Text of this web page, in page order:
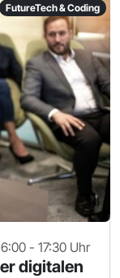
FutureTech & Coding
- 17:30 Uhr
digitalen